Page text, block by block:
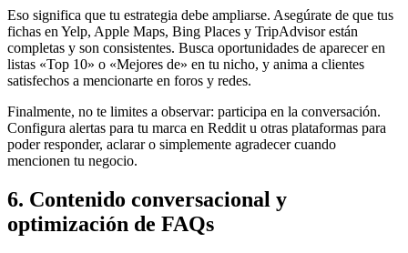
Eso significa que tu estrategia debe ampliarse. Asegúrate de que tus
fichas en Yelp, Apple Maps, Bing Places y TripAdvisor están
completas y son consistentes. Busca oportunidades de aparecer en
listas «Top 10» o «Mejores de» en tu nicho, y anima a clientes
satisfechos a mencionarte en foros y redes.
Finalmente, no te limites a observar: participa en la conversación.
Configura alertas para tu marca en Reddit u otras plataformas para
poder responder, aclarar o simplemente agradecer cuando
mencionen tu negocio.
6. Contenido conversacional y
optimización de FAQs